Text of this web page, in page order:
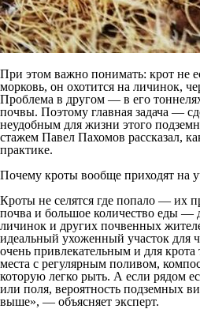
При этом важно понимать: крот не
морковь, он охотится на личинок,
Проблема в другом — в его
почвы. Поэтому главная задача —
неудобным для жизни этого
стажем Павел Пахомов рассказал,
практике.
Почему кроты вообще приходят на
Кроты не селятся где попало — их
почва и большое количество еды —
личинок и других почвенных
идеальный ухоженный участок для
очень привлекательным и для
места с регулярным поливом,
которую легко рыть. А если рядом
или поля, вероятность подземных
выше», — объясняет эксперт.